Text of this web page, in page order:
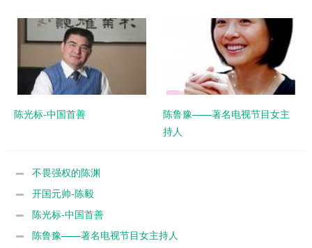
陈光标-中国首善
陈鲁豫——著名电视节目女主
持人
不畏强权的陈渊
开国元帅-陈毅
陈光标-中国首善
陈鲁豫——著名电视节目女主持人